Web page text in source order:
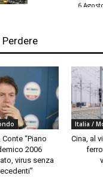
6
Perdere
Conte “Piano
2006
virus senza
Italia /
Cina, al